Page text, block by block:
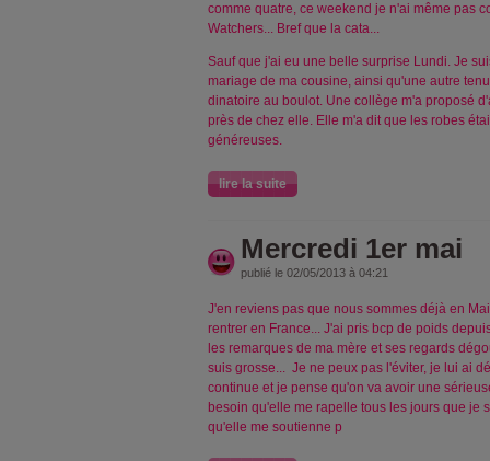
comme quatre, ce weekend je n'ai même pas
Watchers... Bref que la cata...
Sauf que j'ai eu une belle surprise Lundi. Je
mariage de ma cousine, ainsi qu'une autre
dinatoire au boulot. Une collège m'a proposé
près de chez elle. Elle m'a dit que les robes
généreuses.
lire la suite
Mercredi 1er mai
publié le 02/05/2013 à 04:21
J'en reviens pas que nous sommes déjà en
rentrer en France... J'ai pris bcp de poids
les remarques de ma mère et ses regards
suis grosse... Je ne peux pas l'éviter, je lui ai
continue et je pense qu'on va avoir une
besoin qu'elle me rapelle tous les jours que je
qu'elle me soutienne p